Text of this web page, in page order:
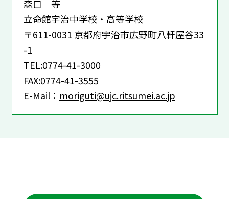
森口 等
立命館宇治中学校・高等学校
〒611-0031 京都府宇治市広野町八軒屋谷33
-1
TEL:0774-41-3000
FAX:0774-41-3555
E-Mail： moriguti@ujc.ritsumei.ac.jp